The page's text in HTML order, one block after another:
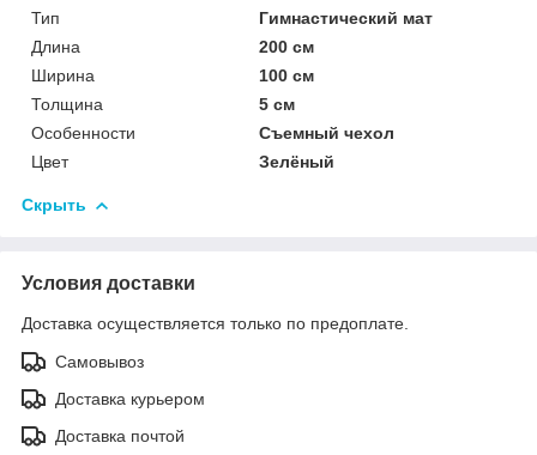
Тип
Гимнастический мат
Длина
200 см
Ширина
100 см
Толщина
5 см
Особенности
Съемный чехол
Цвет
Зелёный
Скрыть
Условия доставки
Доставка осуществляется только по предоплате.
Самовывоз
Доставка курьером
Доставка почтой